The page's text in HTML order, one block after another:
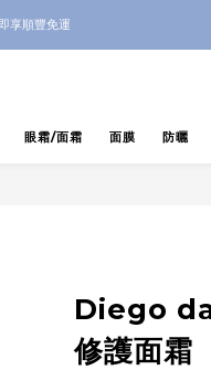
自家全效燕窩面膜 1塊 送完即
享順豐免運
眼霜/面霜 面膜 防曬
Diego
修護面霜